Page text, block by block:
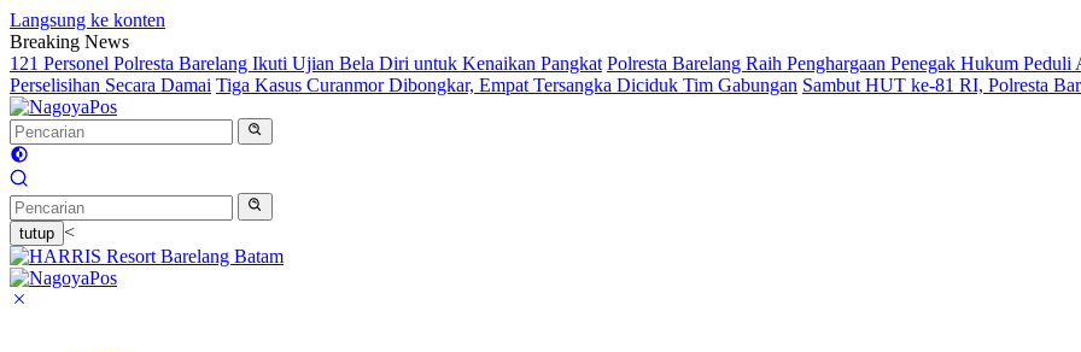
Langsung ke konten
Breaking News
121 Personel Polresta Barelang Ikuti Ujian Bela Diri untuk Kenaikan Pangkat Polresta Barelang Raih Penghargaan Penegak Hukum Peduli
Perselisihan Secara Damai Tiga Kasus Curanmor Dibongkar, Empat Tersangka Diciduk Tim Gabungan Sambut HUT ke-81 RI, Polresta
tutup <